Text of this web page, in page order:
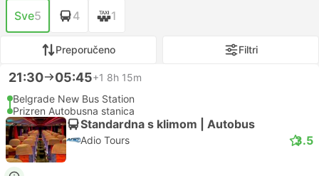
Sve5 4 1
Preporučeno Filtri
21:30 05:45+1 8h 15m
Belgrade New Bus Station
Prizren Autobusna stanica
Standardna s klimom | Autobus
Adio Tours 3.5